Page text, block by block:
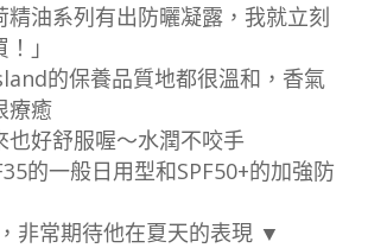
精油系列有出防曬凝露，我就立刻
」
的保養品質地都很溫和，香氣
療癒
也好舒服喔～水潤不咬手
的一般日用型和SPF50+的加強防
非常期待他在夏天的表現 ▼